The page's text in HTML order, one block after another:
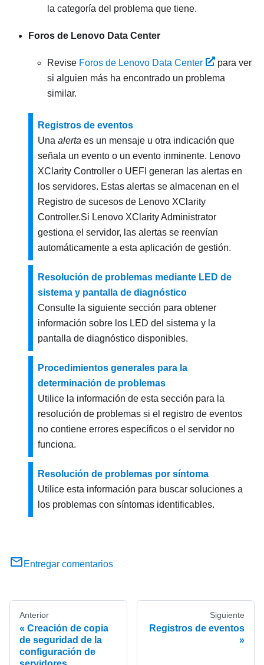
la categoría del problema que tiene.
Foros de Lenovo Data Center
Revise Foros de Lenovo Data Center
para ver
si alguien más ha encontrado un problema
similar.
Registros de eventos
Una alerta es un mensaje u otra indicación que
señala un evento o un evento inminente. Lenovo
XClarity Controller o UEFI generan las alertas en
los servidores. Estas alertas se almacenan en el
Registro de sucesos de Lenovo XClarity
Controller.Si Lenovo XClarity Administrator
gestiona el servidor, las alertas se reenvían
automáticamente a esta aplicación de gestión.
Resolución de problemas mediante LED de
sistema y pantalla de diagnóstico
Consulte la siguiente sección para obtener
información sobre los LED del sistema y la
pantalla de diagnóstico disponibles.
Procedimientos generales para la
determinación de problemas
Utilice la información de esta sección para la
resolución de problemas si el registro de eventos
no contiene errores específicos o el servidor no
funciona.
Resolución de problemas por síntoma
Utilice esta información para buscar soluciones a
los problemas con síntomas identificables.
Entregar comentarios
Anterior
Creación de copia
de seguridad de la
configuración de
Siguiente
Registros de eventos